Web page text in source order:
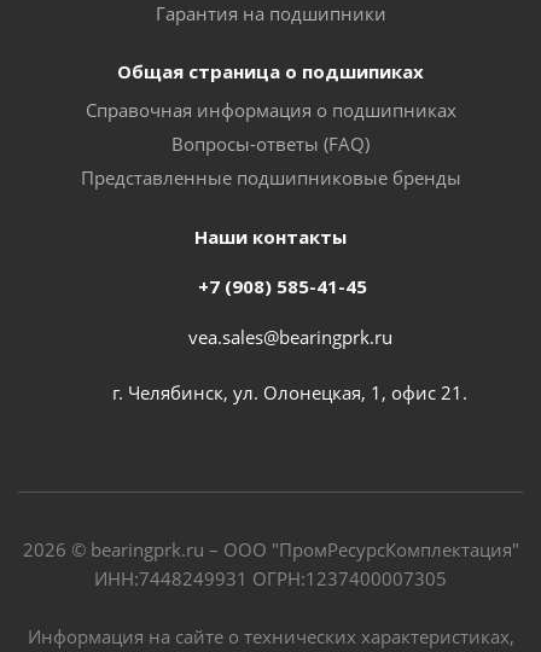
Гарантия на подшипники
Общая страница о подшипиках
Справочная информация о подшипниках
Вопросы-ответы (FAQ)
Представленные подшипниковые бренды
Наши контакты
+7 (908) 585-41-45
vea.sales@bearingprk.ru
г. Челябинск, ул. Олонецкая, 1, офис 21.
2026 © bearingprk.ru – ООО "ПромРесурсКомплектация"
ИНН:7448249931 ОГРН:1237400007305
Информация на сайте о технических характеристиках,